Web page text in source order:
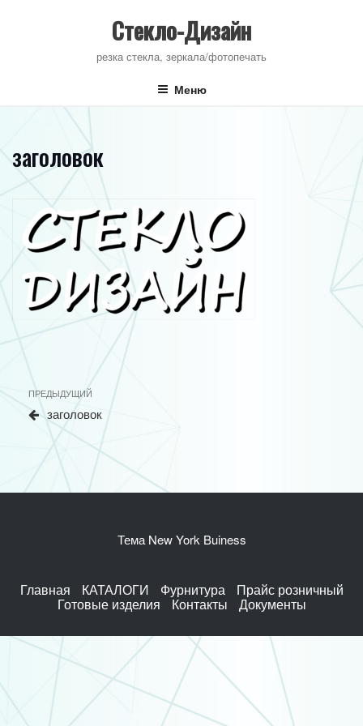
Стекло-Дизайн
резка стекла, зеркала/фотопечать
Меню
заголовок
Навигация
по
записям
Предыдущая
запись
ПРЕДЫДУЩИЙ
заголовок
Тема New York Buiness
Главная КАТАЛОГИ Фурнитура Прайс розничный
Готовые изделия Контакты Документы